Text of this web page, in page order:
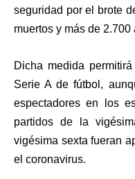
seguridad por el brote
muertos y más de
Dicha medida
Serie A de fútbol,
espectadores en los
partidos de la
vigésima sexta fueran
el coronavirus.